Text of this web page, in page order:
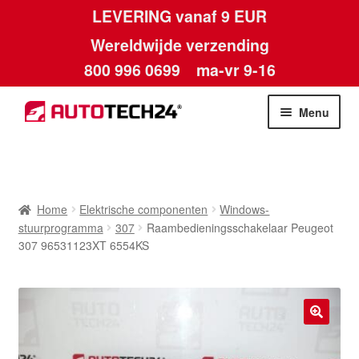
LEVERING vanaf 9 EUR
Wereldwijde verzending
800 996 0699 ma-vr 9-16
Ga
door
Ga
naar
Menu
Algemene voorwaarden
Betalingen
Home Elektrische componenten
Windows-
stuurprogramma
307
Raambedieningsschakelaar Peugeot
307 96531123XT 6554KS